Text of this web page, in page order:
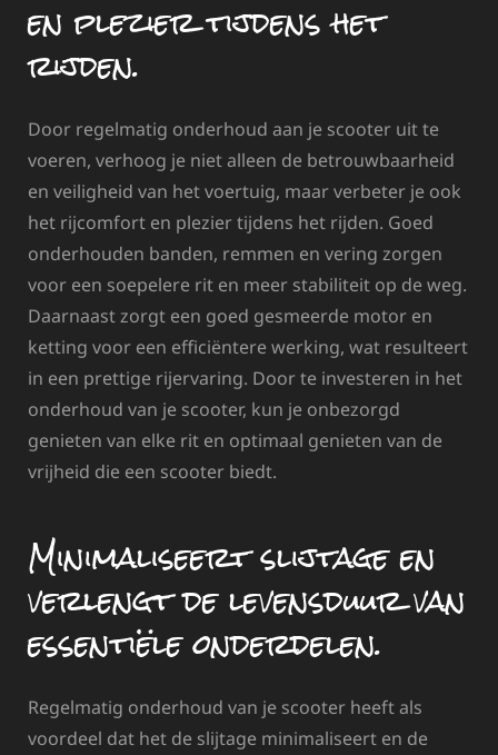
en plezier tijdens het
rijden.
Door regelmatig onderhoud aan je scooter uit te
voeren, verhoog je niet alleen de betrouwbaarheid
en veiligheid van het voertuig, maar verbeter je ook
het rijcomfort en plezier tijdens het rijden. Goed
onderhouden banden, remmen en vering zorgen
voor een soepelere rit en meer stabiliteit op de weg.
Daarnaast zorgt een goed gesmeerde motor en
ketting voor een efficiëntere werking, wat resulteert
in een prettige rijervaring. Door te investeren in het
onderhoud van je scooter, kun je onbezorgd
genieten van elke rit en optimaal genieten van de
vrijheid die een scooter biedt.
Minimaliseert slijtage en
verlengt de levensduur van
essentiële onderdelen.
Regelmatig onderhoud van je scooter heeft als
voordeel dat het de slijtage minimaliseert en de